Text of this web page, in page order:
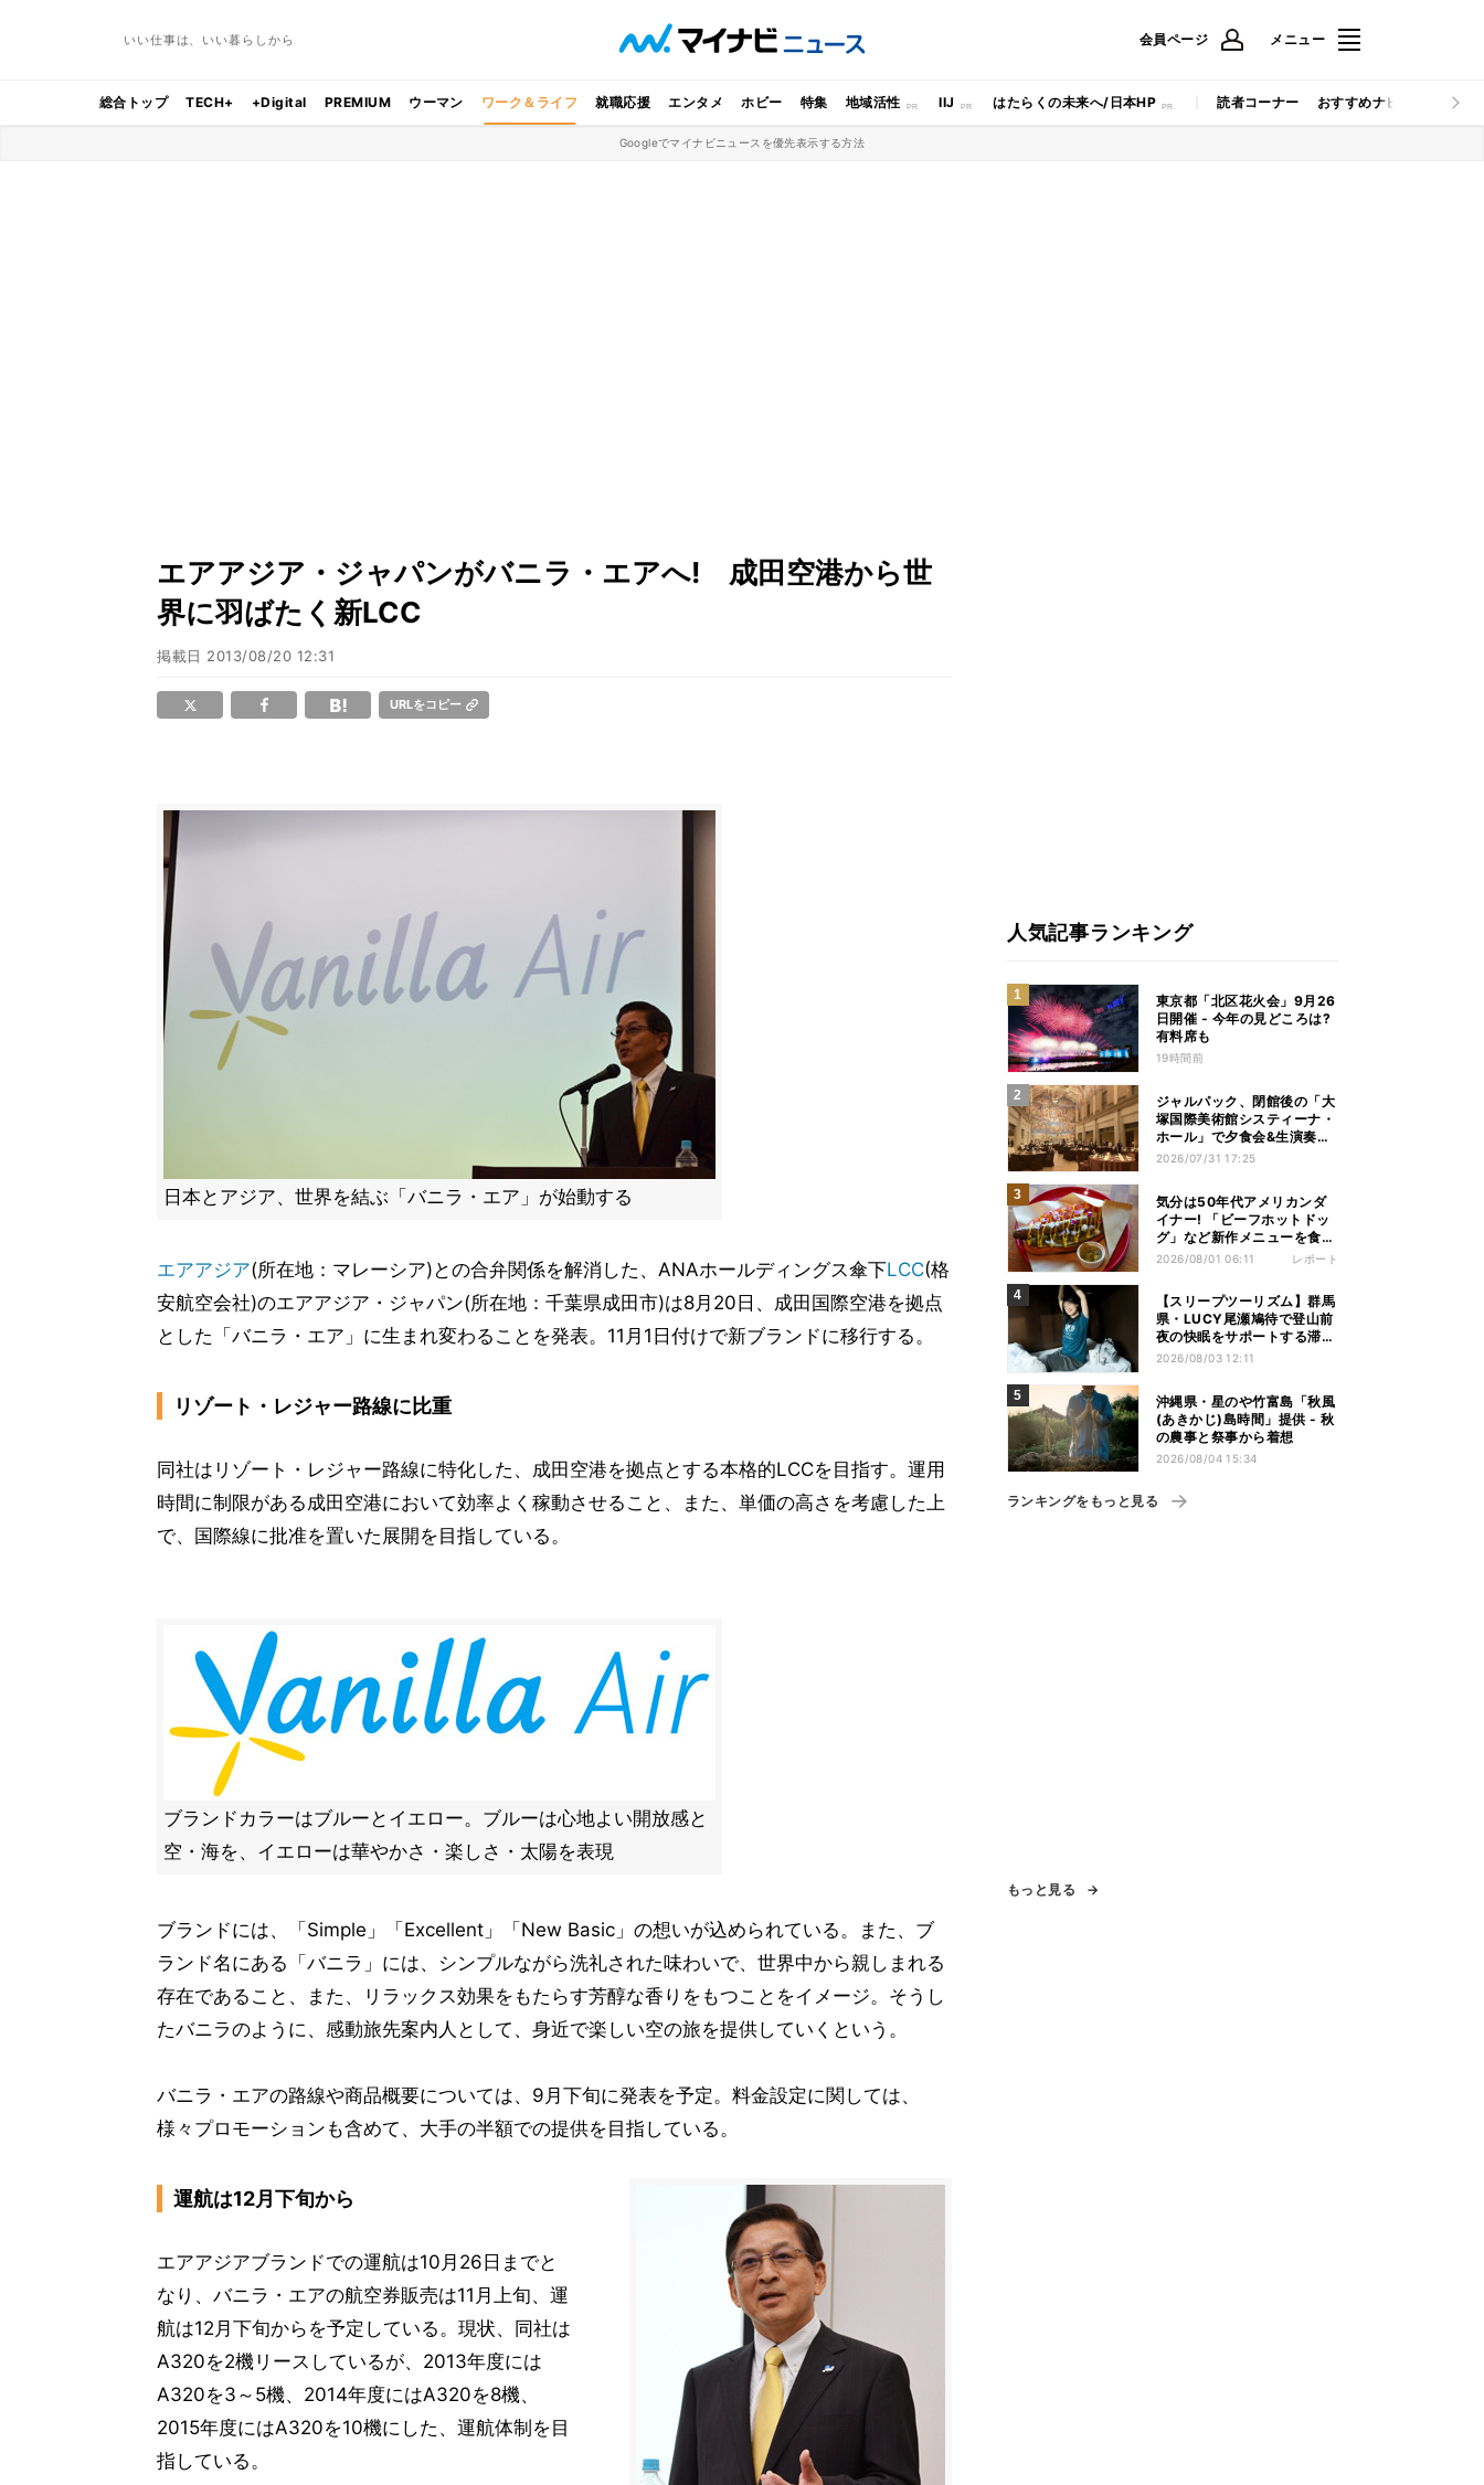
いい仕事は、いい暮らしから 会員ページ メニュー
総合トップ TECH+ +Digital PREMIUM ウーマン ワーク＆ライフ 就職応援 エンタメ ホビー 特集 地域活性 IIJ はたらくの未来へ/日本HP 読者コーナー おすすめナビ マイナビ
Googleでマイナビニュースを優先表示する方法
エアアジア・ジャパンがバニラ・エアへ! 成田空港から世
界に羽ばたく新LCC
掲載日 2013/08/20 12:31
URLをコピー
日本とアジア、世界を結ぶ「バニラ・エア」が始動する
エアアジア(所在地：マレーシア)との合弁関係を解消した、ANAホールディングス傘下LCC(格
安航空会社)のエアアジア・ジャパン(所在地：千葉県成田市)は8月20日、成田国際空港を拠点
とした「バニラ・エア」に生まれ変わることを発表。11月1日付けで新ブランドに移行する。
リゾート・レジャー路線に比重
同社はリゾート・レジャー路線に特化した、成田空港を拠点とする本格的LCCを目指す。運用
時間に制限がある成田空港において効率よく稼動させること、また、単価の高さを考慮した上
で、国際線に批准を置いた展開を目指している。
ブランドカラーはブルーとイエロー。ブルーは心地よい開放感と
空・海を、イエローは華やかさ・楽しさ・太陽を表現
ブランドには、「Simple」「Excellent」「New Basic」の想いが込められている。また、ブ
ランド名にある「バニラ」には、シンプルながら洗礼された味わいで、世界中から親しまれる
存在であること、また、リラックス効果をもたらす芳醇な香りをもつことをイメージ。そうし
たバニラのように、感動旅先案内人として、身近で楽しい空の旅を提供していくという。
バニラ・エアの路線や商品概要については、9月下旬に発表を予定。料金設定に関しては、
様々プロモーションも含めて、大手の半額での提供を目指している。
運航は12月下旬から
エアアジアブランドでの運航は10月26日までと
なり、バニラ・エアの航空券販売は11月上旬、運
航は12月下旬からを予定している。現状、同社は
A320を2機リースしているが、2013年度には
A320を3～5機、2014年度にはA320を8機、
2015年度にはA320を10機にした、運航体制を目
指している。
人気記事ランキング
東京都「北区花火会」9月26
日開催 - 今年の見どころは?
有料席も
19時間前
ジャルパック、閉館後の「大
塚国際美術館システィーナ・
ホール」で夕食会&生演奏を
楽しむツアーを販売 – 徳島を
2026/07/31 17:25
気分は50年代アメリカンダ
イナー! 「ビーフホットドッ
グ」など新作メニューを食べ
てきた【1955 東京ベイ by
2026/08/01 06:11 レポート
【スリープツーリズム】群馬
県・LUCY尾瀬鳩待で登山前
夜の快眠をサポートする滞在
プラン提供 - 「ヒツジのいら
2026/08/03 12:11
沖縄県・星のや竹富島「秋風
(あきかじ)島時間」提供 - 秋
の農事と祭事から着想
2026/08/04 15:34
ランキングをもっと見る
もっと見る